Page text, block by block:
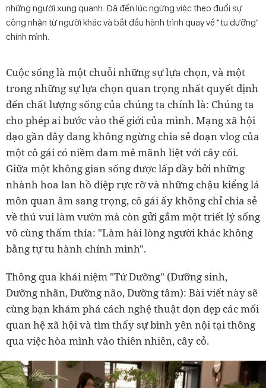
những người xung quanh. Đã đến lúc ngừng việc theo đuổi sự
công nhận từ người khác và bắt đầu hành trình quay về "tu dưỡng"
chính mình.
Cuộc sống là một chuỗi những sự lựa chọn, và một
trong những sự lựa chọn quan trọng nhất quyết định
đến chất lượng sống của chúng ta chính là: Chúng ta
cho phép ai bước vào thế giới của mình. Mạng xã hội
dạo gần đây đang không ngừng chia sẻ đoạn vlog của
một cô gái có niềm đam mê mãnh liệt với cây cối.
Giữa một không gian sống được lấp đầy bởi những
nhành hoa lan hồ điệp rực rỡ và những chậu kiểng lá
môn quan âm sang trọng, cô gái ấy không chỉ chia sẻ
về thú vui làm vườn mà còn gửi gắm một triết lý sống
vô cùng thấm thía: "Làm hài lòng người khác không
bằng tự tu hành chính mình".
Thông qua khái niệm "Tứ Dưỡng" (Dưỡng sinh,
Dưỡng nhãn, Dưỡng não, Dưỡng tâm): Bài viết này sẽ
cùng bạn khám phá cách nghệ thuật dọn dẹp các mối
quan hệ xã hội và tìm thấy sự bình yên nội tại thông
qua việc hòa mình vào thiên nhiên, cây cỏ.